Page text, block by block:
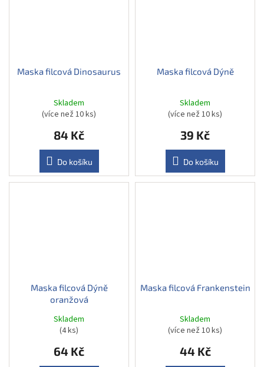
Maska filcová Dinosaurus
Skladem
(více než 10 ks)
84 Kč
Do košíku
Maska filcová Dýně
Skladem
(více než 10 ks)
39 Kč
Do košíku
Maska filcová Dýně
oranžová
Skladem
(4 ks)
64 Kč
Maska filcová Frankenstein
Skladem
(více než 10 ks)
44 Kč